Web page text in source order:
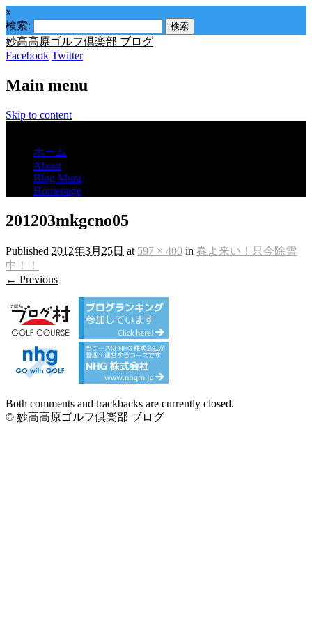
x
検索:
妙高高原ゴルフ倶楽部 ブログ
Facebook Twitter
Main menu
Skip to content
ホーム
About
Blog Mura
Homepage
201203mkgcno05
Published 2012年3月25日 at 597 × 400 in 春よ来い！只今除雪
中！！
← Previous
Both comments and trackbacks are currently closed.
© 妙高高原ゴルフ倶楽部 ブログ